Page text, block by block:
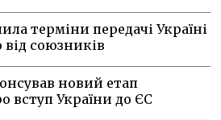
терміни передачі Україні
союзників
новий етап
вступ України до ЄС